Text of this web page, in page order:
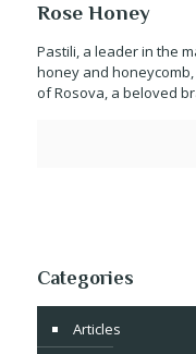
Rose Honey
Pastili, a leader in the
honey and
of Rosova, a beloved
Categories
Articles